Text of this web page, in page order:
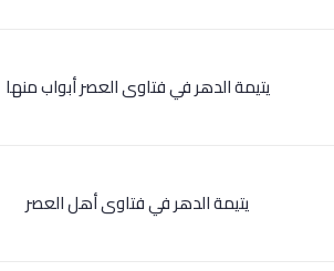
يتيمة الدهر في فتاوى العصر أبواب منها
يتيمة الدهر في فتاوى أهل العصر